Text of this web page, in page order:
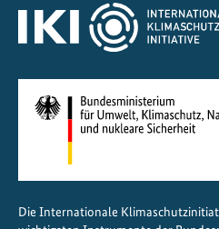
Die Internationale